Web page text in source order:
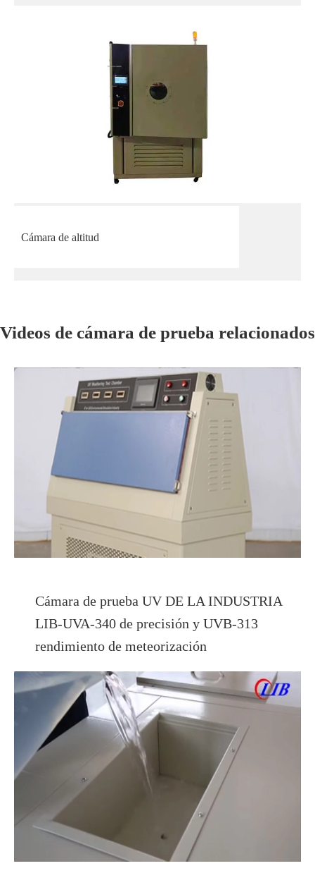
Cámara de altitud
Videos de cámara de prueba relacionados
Cámara de prueba UV DE LA INDUSTRIA
LIB-UVA-340 de precisión y UVB-313
rendimiento de meteorización